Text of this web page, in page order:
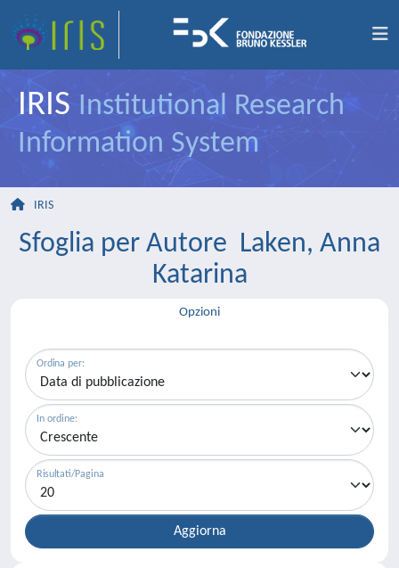
IRIS Institutional Research
Information System
IRIS
Sfoglia per Autore Laken, Anna
Katarina
Opzioni
Ordina per:
In ordine:
Risultati/Pagina